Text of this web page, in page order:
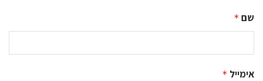
שם *
אימייל *